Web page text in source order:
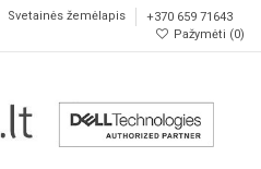
Svetainės žemėlapis
+370 659 71643
Pažymėti (0)